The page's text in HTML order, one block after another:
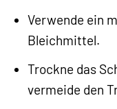
Verwende ein
Bleichmittel.
Trockne das
vermeide den